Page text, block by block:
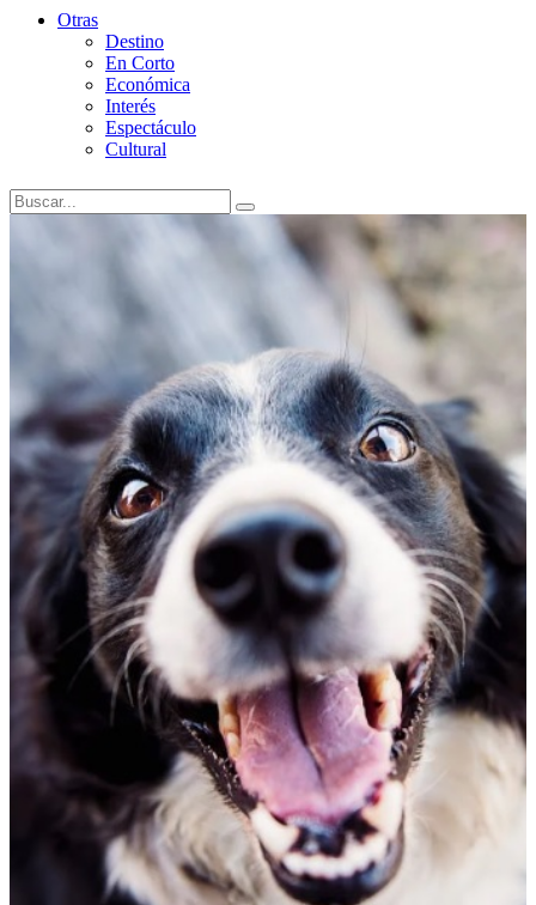
Otras
Destino
En Corto
Económica
Interés
Espectáculo
Cultural